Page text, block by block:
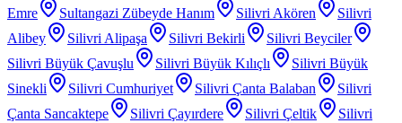
Emre
Sultangazi Zübeyde Hanım Silivri Akören
Silivri
Alibey
Silivri Alipaşa Silivri Bekirli
Silivri Beyciler
Silivri Büyük Çavuşlu
Silivri Büyük Kılıçlı
Silivri Büyük
Sinekli
Silivri Cumhuriyet Silivri Çanta Balaban
Silivri
Çanta Sancaktepe
Silivri Çayırdere Silivri Çeltik
Silivri